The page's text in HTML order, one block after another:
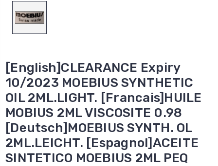
[English]CLEARANCE Expiry
10/2023 MOEBIUS SYNTHETIC
OIL 2ML.LIGHT. [Francais]HUILE
MOBIUS 2ML VISCOSITE 0.98
[Deutsch]MOEBIUS SYNTH. OL
2ML.LEICHT. [Espagnol]ACEITE
SINTETICO MOEBIUS 2ML PEQ